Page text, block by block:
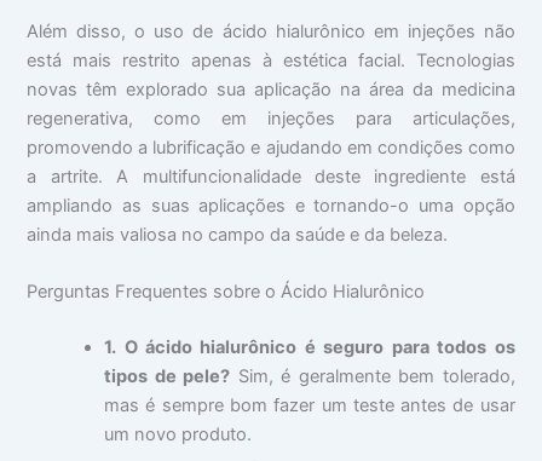
Além disso, o uso de ácido hialurônico em injeções não
está mais restrito apenas à estética facial. Tecnologias
novas têm explorado sua aplicação na área da medicina
regenerativa, como em injeções para articulações,
promovendo a lubrificação e ajudando em condições como
a artrite. A multifuncionalidade deste ingrediente está
ampliando as suas aplicações e tornando-o uma opção
ainda mais valiosa no campo da saúde e da beleza.
Perguntas Frequentes sobre o Ácido Hialurônico
1. O ácido hialurônico é seguro para todos os
tipos de pele? Sim, é geralmente bem tolerado,
mas é sempre bom fazer um teste antes de usar
um novo produto.